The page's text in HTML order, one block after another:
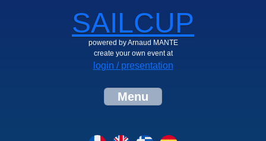
SAILCUP
powered by Arnaud MANTE
create your own event at
login / presentation
Menu